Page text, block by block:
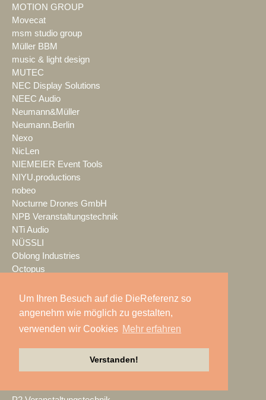
Um Ihren Besuch auf die DieReferenz so
angenehm wie möglich zu gestalten,
verwenden wir Cookies Mehr erfahren
Verstanden!
MOTION GROUP
Movecat
msm studio group
Müller BBM
music & light design
MUTEC
NEC Display Solutions
NEEC Audio
Neumann&Müller
Neumann.Berlin
Nexo
NicLen
NIEMEIER Event Tools
NIYU.productions
nobeo
Nocturne Drones GmbH
NPB Veranstaltungstechnik
NTi Audio
NÜSSLI
Oblong Industries
Octopus
OETHG
Optimahl Catering
Optocore
ORANGE PRODUCTION DG
OS-VT